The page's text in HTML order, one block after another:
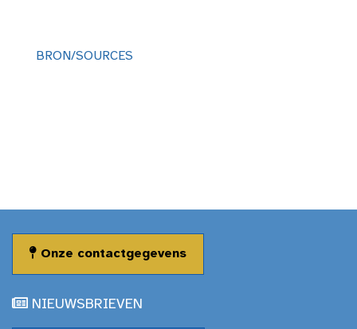
BRON/SOURCES
Onze contactgegevens
NIEUWSBRIEVEN